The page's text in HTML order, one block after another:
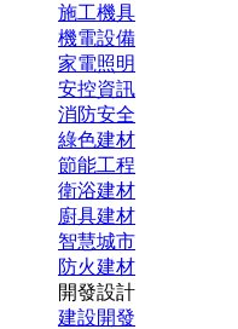
施工機具
機電設備
家電照明
安控資訊
消防安全
綠色建材
節能工程
衛浴建材
廚具建材
智慧城市
防火建材
開發設計
建設開發